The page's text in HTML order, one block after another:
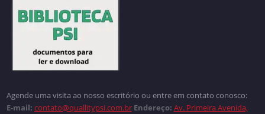
Agende uma visita ao nosso escritório ou entre em contato conosco:
E-mail: contato@quallitypsi.com.br Endereço: Av. Primeira Avenida,